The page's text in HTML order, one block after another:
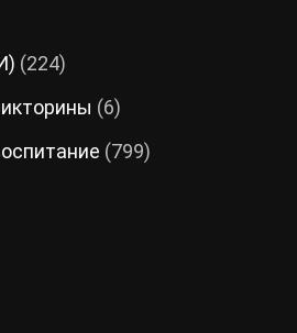
(224)
(6)
(799)